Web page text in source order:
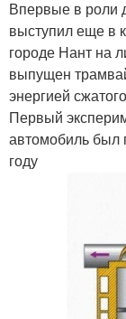
Впервые в роли
выступил еще в
городе Нант на
выпущен
энергией
Первый
автомобиль был
году